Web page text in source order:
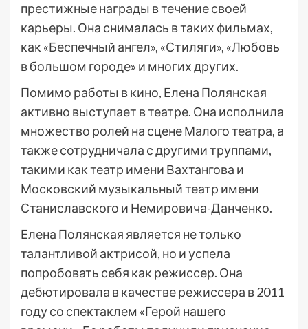
престижные награды в течение своей
карьеры. Она снималась в таких фильмах,
как «Беспечный ангел», «Стиляги», «Любовь
в большом городе» и многих других.
Помимо работы в кино, Елена Полянская
активно выступает в театре. Она исполнила
множество ролей на сцене Малого театра, а
также сотрудничала с другими труппами,
такими как театр имени Вахтангова и
Московский музыкальный театр имени
Станиславского и Немировича-Данченко.
Елена Полянская является не только
талантливой актрисой, но и успела
попробовать себя как режиссер. Она
дебютировала в качестве режиссера в 2011
году со спектаклем «Герой нашего